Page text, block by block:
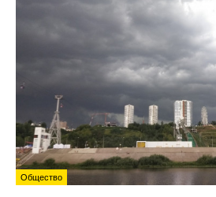
Общество